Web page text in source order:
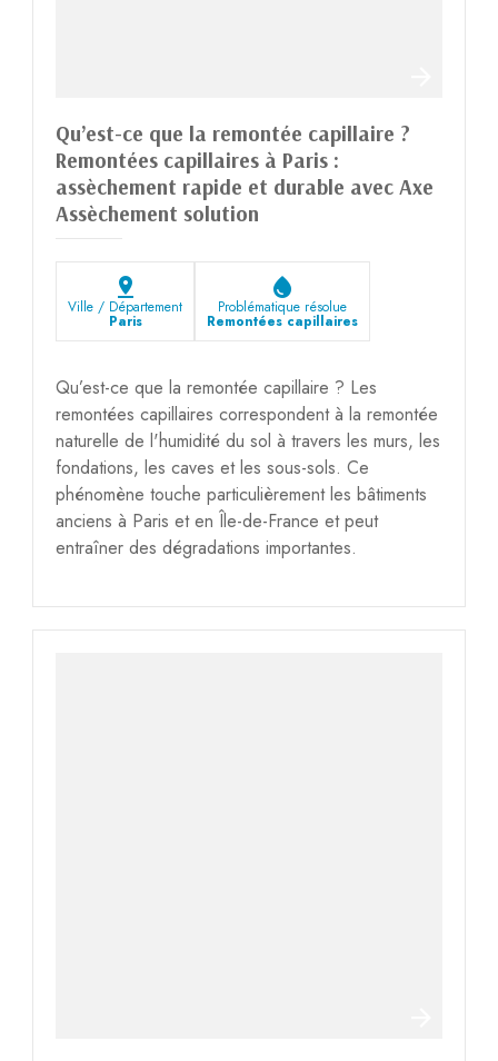
Qu’est-ce que la remontée capillaire ?
Remontées capillaires à Paris :
assèchement rapide et durable avec Axe
Assèchement solution
pin_drop
Ville / Département
Paris
water_drop
Problématique résolue
Remontées capillaires
Qu’est-ce que la remontée capillaire ? Les
remontées capillaires correspondent à la remontée
naturelle de l'humidité du sol à travers les murs, les
fondations, les caves et les sous-sols. Ce
phénomène touche particulièrement les bâtiments
anciens à Paris et en Île-de-France et peut
entraîner des dégradations importantes.